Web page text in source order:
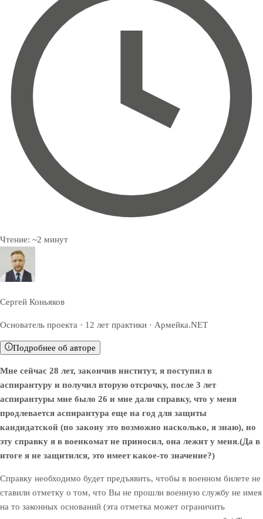
Чтение: ~2 минут
Сергей Коньяков
Основатель проекта · 12 лет практики · Армейка.NET
Подробнее об авторе
Мне сейчас 28 лет, закончив институт, я поступил в
аспирантуру и получил вторую отсрочку, после 3 лет
аспирантуры мне было 26 и мне дали справку, что у меня
продлевается аспирантура еще на год для защиты
кандидатской (по закону это возможно насколько, я знаю), но
эту справку я в военкомат не приносил, она лежит у меня.(Да в
итоге я не защитился, это имеет какое-то значение?)
Справку необходимо будет предъявить, чтобы в военном билете не
ставили отметку о том, что Вы не прошли военную службу не имея
на то законных оснований (эта отметка может ограничить